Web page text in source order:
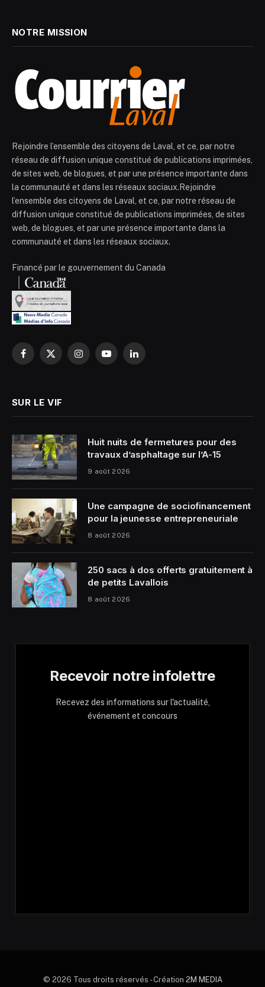
NOTRE MISSION
Rejoindre l’ensemble des citoyens de Laval, et ce, par notre
réseau de diffusion unique constitué de publications imprimées,
de sites web, de blogues, et par une présence importante dans
la communauté et dans les réseaux sociaux.Rejoindre
l’ensemble des citoyens de Laval, et ce, par notre réseau de
diffusion unique constitué de publications imprimées, de sites
web, de blogues, et par une présence importante dans la
communauté et dans les réseaux sociaux.
Financé par le gouvernement du Canada
Facebook
X
InstagramYouTubeLinkedIn
SUR LE VIF
Huit nuits de fermetures pour des
travaux d’asphaltage sur l’A-15
9 août 2026
Une campagne de sociofinancement
pour la jeunesse entrepreneuriale
8 août 2026
250 sacs à dos offerts gratuitement à
de petits Lavallois
8 août 2026
Recevoir notre infolettre
Recevez des informations sur l'actualité,
événement et concours
© 2026 Tous droits réservés - Création 2M MEDIA